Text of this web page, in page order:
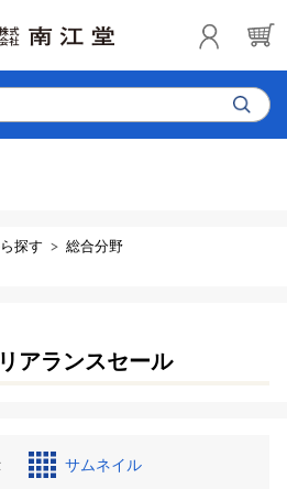
探す 総合分野
アランスセール
サムネイル